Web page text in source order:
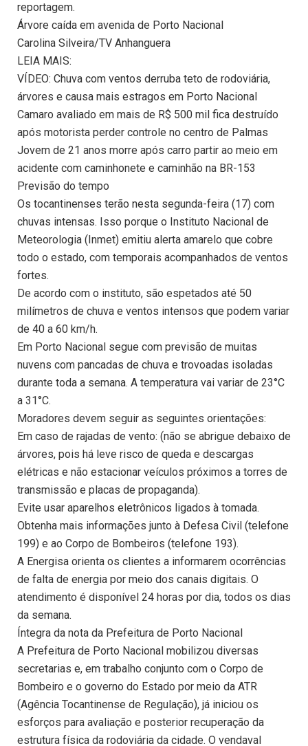
reportagem.
Árvore caída em avenida de Porto Nacional
Carolina Silveira/TV Anhanguera
LEIA MAIS:
VÍDEO: Chuva com ventos derruba teto de rodoviária,
árvores e causa mais estragos em Porto Nacional
Camaro avaliado em mais de R$ 500 mil fica destruído
após motorista perder controle no centro de Palmas
Jovem de 21 anos morre após carro partir ao meio em
acidente com caminhonete e caminhão na BR-153
Previsão do tempo
Os tocantinenses terão nesta segunda-feira (17) com
chuvas intensas. Isso porque o Instituto Nacional de
Meteorologia (Inmet) emitiu alerta amarelo que cobre
todo o estado, com temporais acompanhados de ventos
fortes.
De acordo com o instituto, são espetados até 50
milímetros de chuva e ventos intensos que podem variar
de 40 a 60 km/h.
Em Porto Nacional segue com previsão de muitas
nuvens com pancadas de chuva e trovoadas isoladas
durante toda a semana. A temperatura vai variar de 23°C
a 31°C.
Moradores devem seguir as seguintes orientações:
Em caso de rajadas de vento: (não se abrigue debaixo de
árvores, pois há leve risco de queda e descargas
elétricas e não estacionar veículos próximos a torres de
transmissão e placas de propaganda).
Evite usar aparelhos eletrônicos ligados à tomada.
Obtenha mais informações junto à Defesa Civil (telefone
199) e ao Corpo de Bombeiros (telefone 193).
A Energisa orienta os clientes a informarem ocorrências
de falta de energia por meio dos canais digitais. O
atendimento é disponível 24 horas por dia, todos os dias
da semana.
Íntegra da nota da Prefeitura de Porto Nacional
A Prefeitura de Porto Nacional mobilizou diversas
secretarias e, em trabalho conjunto com o Corpo de
Bombeiro e o governo do Estado por meio da ATR
(Agência Tocantinense de Regulação), já iniciou os
esforços para avaliação e posterior recuperação da
estrutura física da rodoviária da cidade. O vendaval